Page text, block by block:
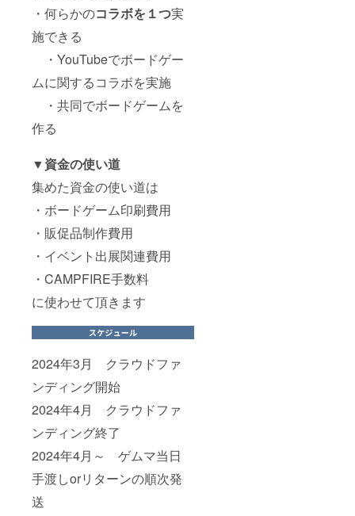
・何らかのコラボを１つ実
施できる
・YouTubeでボードゲー
ムに関するコラボを実施
・共同でボードゲームを
作る
▼資金の使い道
集めた資金の使い道は
・ボードゲーム印刷費用
・販促品制作費用
・イベント出展関連費用
・CAMPFIRE手数料
に使わせて頂きます
2024年3月 クラウドファ
ンディング開始
2024年4月 クラウドファ
ンディング終了
2024年4月～ ゲムマ当日
手渡しorリターンの順次発
送